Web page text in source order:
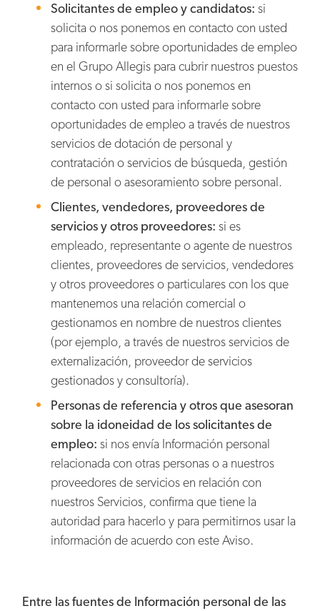
Solicitantes de empleo y candidatos: si
solicita o nos ponemos en contacto con usted
para informarle sobre oportunidades de empleo
en el Grupo Allegis para cubrir nuestros puestos
internos o si solicita o nos ponemos en
contacto con usted para informarle sobre
oportunidades de empleo a través de nuestros
servicios de dotación de personal y
contratación o servicios de búsqueda, gestión
de personal o asesoramiento sobre personal.
Clientes, vendedores, proveedores de
servicios y otros proveedores: si es
empleado, representante o agente de nuestros
clientes, proveedores de servicios, vendedores
y otros proveedores o particulares con los que
mantenemos una relación comercial o
gestionamos en nombre de nuestros clientes
(por ejemplo, a través de nuestros servicios de
externalización, proveedor de servicios
gestionados y consultoría).
Personas de referencia y otros que asesoran
sobre la idoneidad de los solicitantes de
empleo: si nos envía Información personal
relacionada con otras personas o a nuestros
proveedores de servicios en relación con
nuestros Servicios, confirma que tiene la
autoridad para hacerlo y para permitirnos usar la
información de acuerdo con este Aviso.
Entre las fuentes de Información personal de las